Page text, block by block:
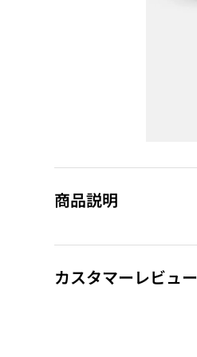
商品説明
カスタマーレビュー